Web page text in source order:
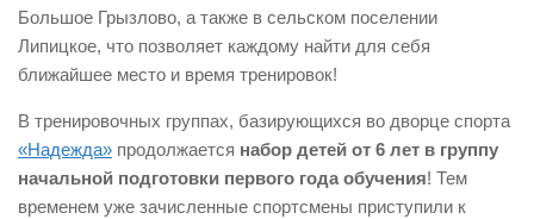
Большое Грызлово, а также в сельском поселении
Липицкое, что позволяет каждому найти для себя
ближайшее место и время тренировок!
В тренировочных группах, базирующихся во дворце спорта
«Надежда» продолжается набор детей от 6 лет в группу
начальной подготовки первого года обучения! Тем
временем уже зачисленные спортсмены приступили к